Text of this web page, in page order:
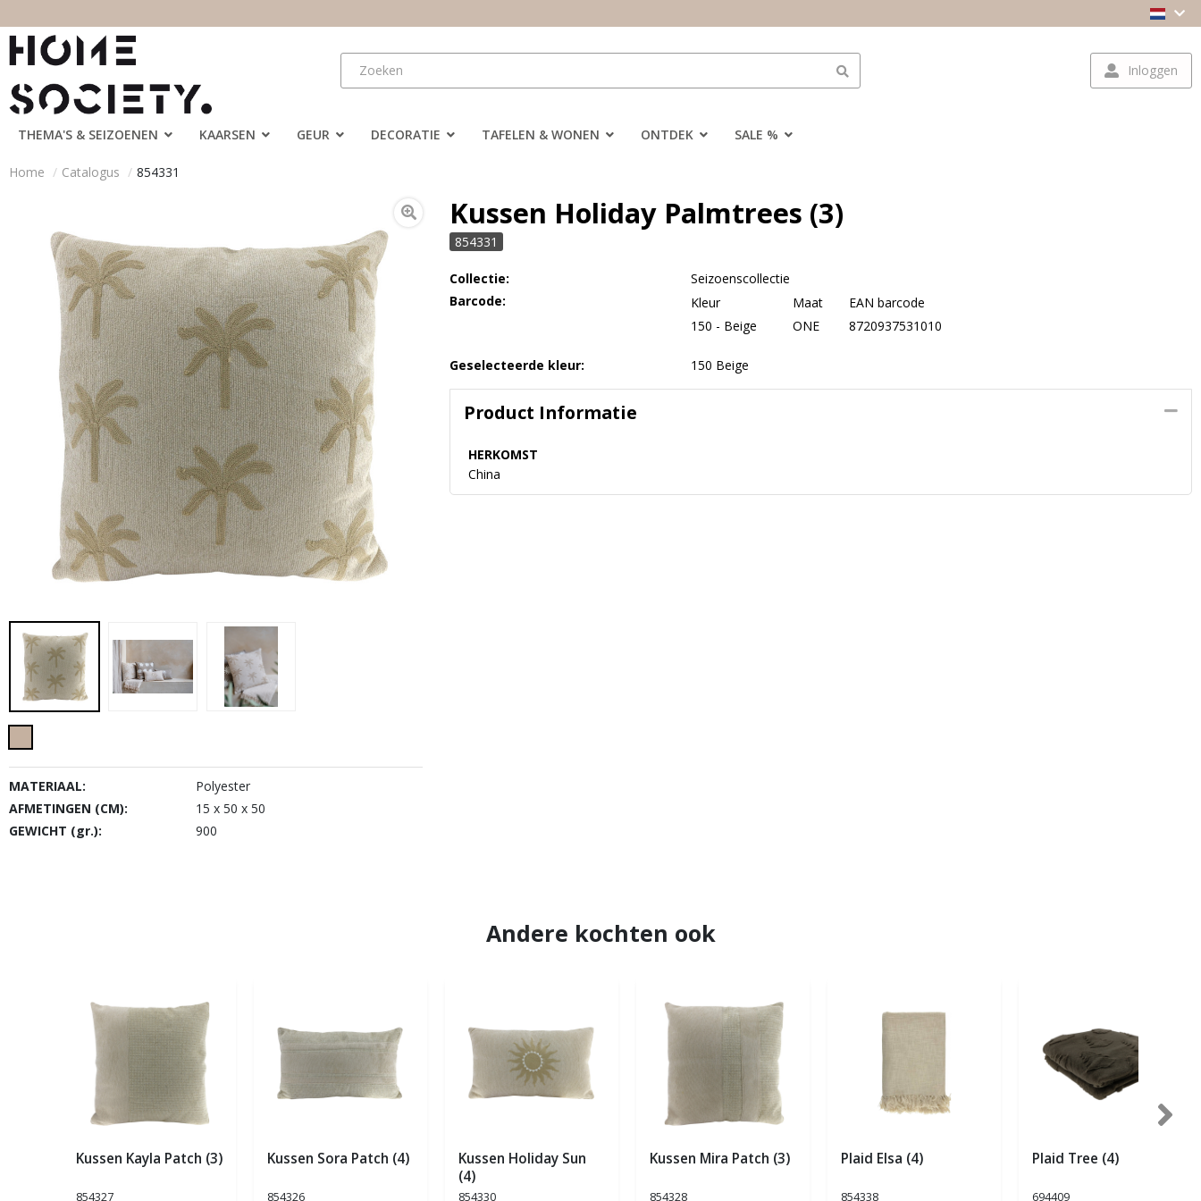
Inloggen
THEMA'S & SEIZOENEN KAARSEN GEUR DECORATIE TAFELEN & WONEN ONTDEK SALE %
Home Catalogus 854331
MATERIAAL:
Polyester
AFMETINGEN (CM):
15 x 50 x 50
GEWICHT (gr.):
900
Kussen Holiday Palmtrees (3)
854331
Collectie:
Seizoenscollectie
Barcode:
Kleur Maat
EAN barcode
150 - Beige
ONE 8720937531010
Geselecteerde kleur: 150 Beige
Product Informatie
HERKOMST
China
Andere kochten ook
Kussen Kayla Patch (3)
854327
Kussen Sora Patch (4)
854326
Kussen Holiday Sun
(4)
854330
Kussen Mira Patch (3)
854328
Plaid Elsa (4)
854338
Plaid Tree (4)
694409